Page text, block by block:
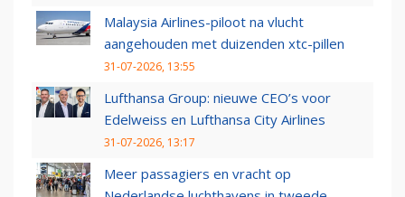
Malaysia Airlines-piloot na vlucht
aangehouden met duizenden xtc-pillen
31-07-2026, 13:55
Lufthansa Group: nieuwe CEO’s voor
Edelweiss en Lufthansa City Airlines
31-07-2026, 13:17
Meer passagiers en vracht op